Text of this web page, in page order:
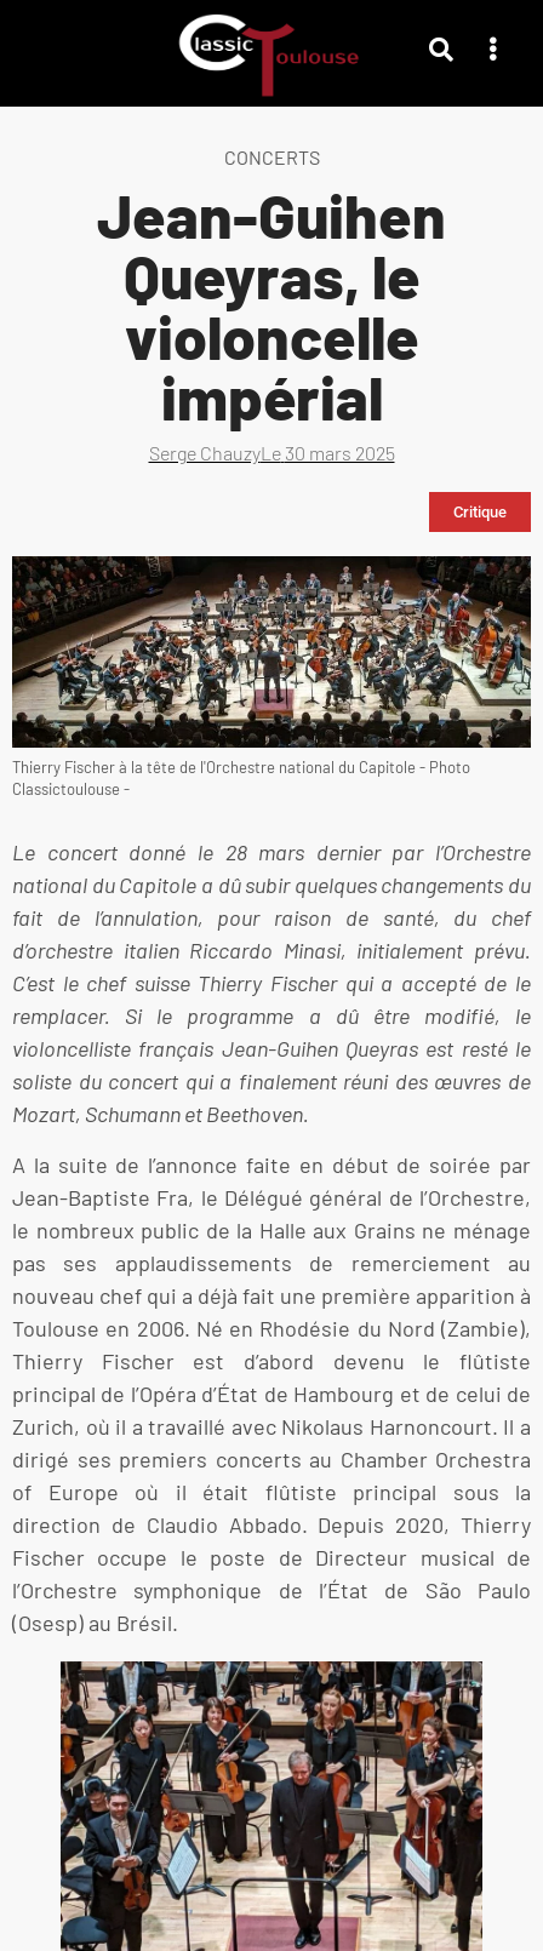
CONCERTS
Jean-Guihen
Queyras, le
violoncelle
impérial
Serge ChauzyLe 30 mars 2025
Critique
Thierry Fischer à la tête de l'Orchestre national du Capitole - Photo
Classictoulouse -
Le concert donné le 28 mars dernier par l’Orchestre
national du Capitole a dû subir quelques changements du
fait de l’annulation, pour raison de santé, du chef
d’orchestre italien Riccardo Minasi, initialement prévu.
C’est le chef suisse Thierry Fischer qui a accepté de le
remplacer. Si le programme a dû être modifié, le
violoncelliste français Jean-Guihen Queyras est resté le
soliste du concert qui a finalement réuni des œuvres de
Mozart, Schumann et Beethoven.
A la suite de l’annonce faite en début de soirée par
Jean-Baptiste Fra, le Délégué général de l’Orchestre,
le nombreux public de la Halle aux Grains ne ménage
pas ses applaudissements de remerciement au
nouveau chef qui a déjà fait une première apparition à
Toulouse en 2006. Né en Rhodésie du Nord (Zambie),
Thierry Fischer est d’abord devenu le flûtiste
principal de l’Opéra d’État de Hambourg et de celui de
Zurich, où il a travaillé avec Nikolaus Harnoncourt. Il a
dirigé ses premiers concerts au Chamber Orchestra
of Europe où il était flûtiste principal sous la
direction de Claudio Abbado. Depuis 2020, Thierry
Fischer occupe le poste de Directeur musical de
l’Orchestre symphonique de l’État de São Paulo
(Osesp) au Brésil.